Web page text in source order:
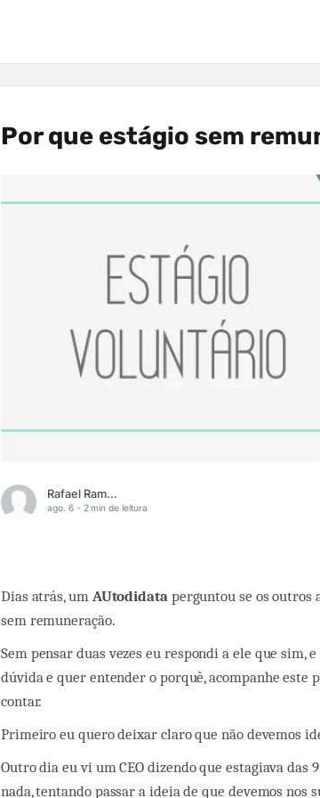
Por que estágio sem
Rafael Ramos
ago. 6 - 2 min de leitura
Dias atrás, um AUtodidataperguntou se os outros
sem remuneração.
Sem pensar duas vezes eu respondi a ele que sim,
dúvida e quer entender o porquê, acompanhe este
contar.
Primeiro eu quero deixar claro que não devemos
Outro dia eu vi um CEO dizendo que estagiava das
nada, tentando passar a ideia de que devemos nos